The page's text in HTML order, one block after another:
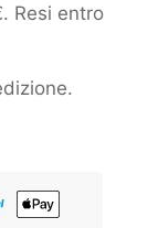
Resi entro